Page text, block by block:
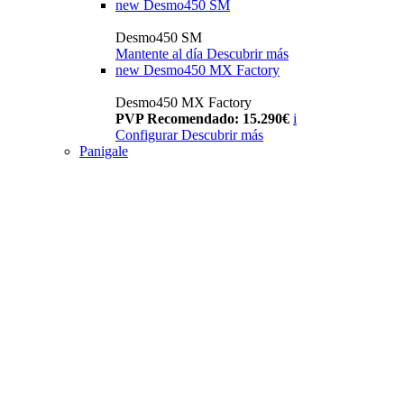
new Desmo450 SM
Desmo450 SM
Mantente al día Descubrir más
new Desmo450 MX Factory
Desmo450 MX Factory
PVP Recomendado: 15.290€ i
Configurar Descubrir más
Panigale